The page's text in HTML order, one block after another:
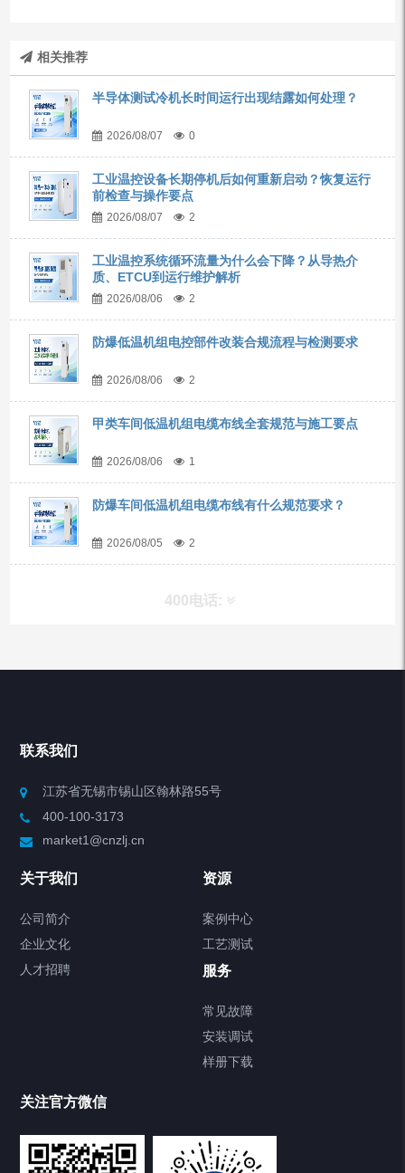
相关推荐
半导体测试冷机长时间运行出现结露如何处理？
2026/08/07 0
工业温控设备长期停机后如何重新启动？恢复运行
前检查与操作要点
2026/08/07 2
工业温控系统循环流量为什么会下降？从导热介
质、ETCU到运行维护解析
2026/08/06 2
防爆低温机组电控部件改装合规流程与检测要求
2026/08/06 2
甲类车间低温机组电缆布线全套规范与施工要点
2026/08/06 1
防爆车间低温机组电缆布线有什么规范要求？
2026/08/05 2
400电话:
制冷加热动态控温系统
Chiller气体控温系统
Chamber试验箱
TCU温度控制单元
联系我们
江苏省无锡市锡山区翰林路55号
400-100-3173
market1@cnzlj.cn
关于我们
公司简介
企业文化
人才招聘
资源
案例中心
工艺测试
服务
常见故障
安装调试
样册下载
关注官方微信